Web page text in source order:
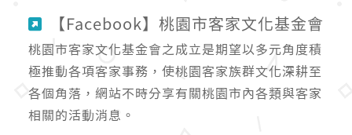
【Facebook】桃園市客家文化基金會
桃園市客家文化基金會之成立是期望以多元角度積
極推動各項客家事務，使桃園客家族群文化深耕至
各個角落，網站不時分享有關桃園市內各類與客家
相關的活動消息。